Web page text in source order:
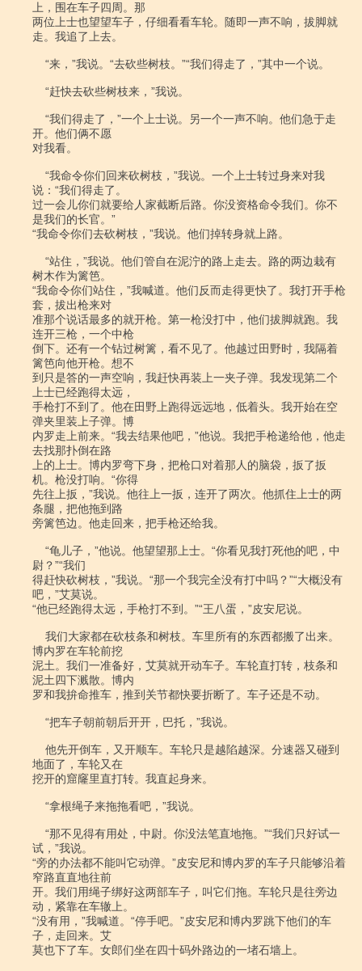
上，围在车子四周。那
两位上士也望望车子，仔细看看车轮。随即一声不响，拔脚就
走。我追了上去。
开。他们俩不愿
对我看。
说：“我们得走了。
过一会儿你们就要给人家截断后路。你没资格命令我们。你不
是我们的长官。”
“我命令你们去砍树枝，”我说。他们掉转身就上路。
树木作为篱笆。
“我命令你们站住，”我喊道。他们反而走得更快了。我打开手枪
套，拔出枪来对
准那个说话最多的就开枪。第一枪没打中，他们拔脚就跑。我
连开三枪，一个中枪
倒下。还有一个钻过树篱，看不见了。他越过田野时，我隔着
篱笆向他开枪。想不
到只是答的一声空响，我赶快再装上一夹子弹。我发现第二个
上士已经跑得太远，
手枪打不到了。他在田野上跑得远远地，低着头。我开始在空
弹夹里装上子弹。博
内罗走上前来。“我去结果他吧，”他说。我把手枪递给他，他走
去找那扑倒在路
上的上士。博内罗弯下身，把枪口对着那人的脑袋，扳了扳
机。枪没打响。“你得
先往上扳，”我说。他往上一扳，连开了两次。他抓住上士的两
条腿，把他拖到路
旁篱笆边。他走回来，把手枪还给我。
尉？”“我们
得赶快砍树枝，”我说。“那一个我完全没有打中吗？”“大概没有
吧，”艾莫说。
“他已经跑得太远，手枪打不到。”“王八蛋，”皮安尼说。
博内罗在车轮前挖
泥土。我们一准备好，艾莫就开动车子。车轮直打转，枝条和
泥土四下溅散。博内
罗和我拚命推车，推到关节都快要折断了。车子还是不动。
地面了，车轮又在
挖开的窟窿里直打转。我直起身来。
试，”我说。
“旁的办法都不能叫它动弹。”皮安尼和博内罗的车子只能够沿着
窄路直直地往前
开。我们用绳子绑好这两部车子，叫它们拖。车轮只是往旁边
动，紧靠在车辙上。
“没有用，”我喊道。“停手吧。”皮安尼和博内罗跳下他们的车
子，走回来。艾
莫也下了车。女郎们坐在四十码外路边的一堵石墙上。